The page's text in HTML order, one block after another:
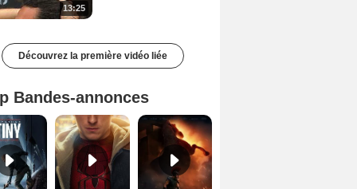
13:25
Découvrez la première vidéo liée
Bandes-annonces
Mutiny Bande-annonce VO STFR Spider-Man: Brand New Day Bande-annonce VO STFR